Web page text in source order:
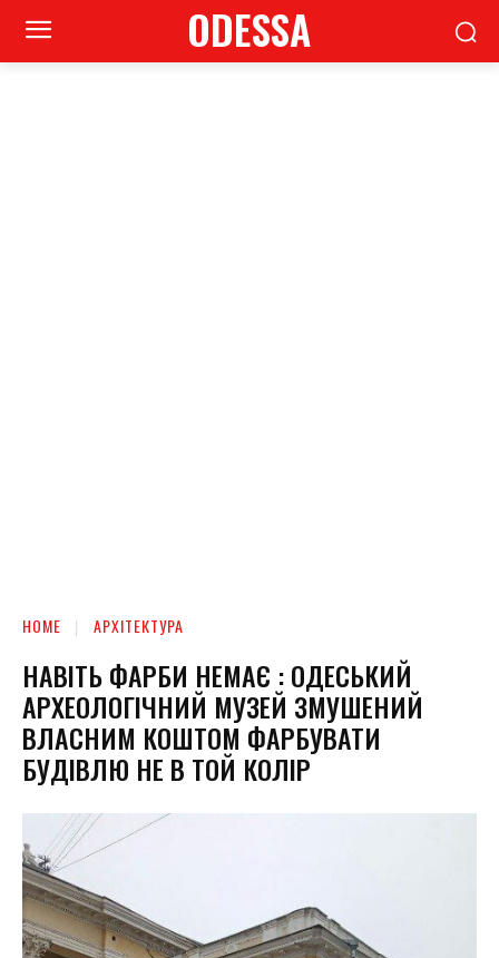
ODESSA
HOME АРХІТЕКТУРА
НАВІТЬ ФАРБИ НЕМАЄ : ОДЕСЬКИЙ
АРХЕОЛОГІЧНИЙ МУЗЕЙ ЗМУШЕНИЙ
ВЛАСНИМ КОШТОМ ФАРБУВАТИ
БУДІВЛЮ НЕ В ТОЙ КОЛІР